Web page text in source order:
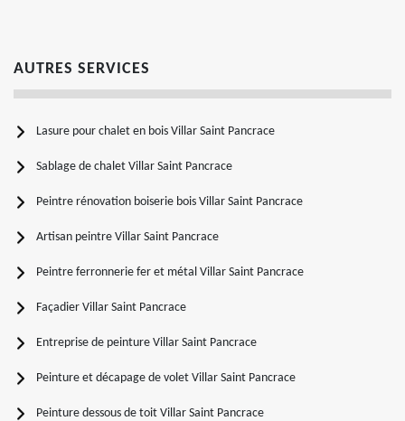
AUTRES SERVICES
Lasure pour chalet en bois Villar Saint Pancrace
Sablage de chalet Villar Saint Pancrace
Peintre rénovation boiserie bois Villar Saint Pancrace
Artisan peintre Villar Saint Pancrace
Peintre ferronnerie fer et métal Villar Saint Pancrace
Façadier Villar Saint Pancrace
Entreprise de peinture Villar Saint Pancrace
Peinture et décapage de volet Villar Saint Pancrace
Peinture dessous de toit Villar Saint Pancrace